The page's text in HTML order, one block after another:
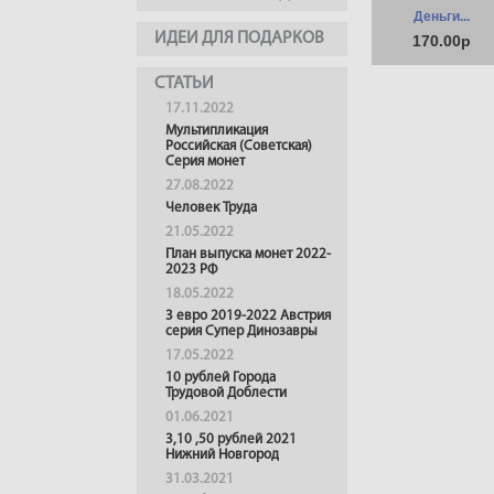
ИДЕИ ДЛЯ ПОДАРКОВ
СТАТЬИ
17.11.2022
Мультипликация
Российская (Советская)
Серия монет
27.08.2022
Человек Труда
21.05.2022
План выпуска монет 2022-
2023 РФ
18.05.2022
3 евро 2019-2022 Австрия
серия Супер Динозавры
17.05.2022
10 рублей Города
Трудовой Доблести
01.06.2021
3,10 ,50 рублей 2021
Нижний Новгород
31.03.2021
Деньги...
170.00р